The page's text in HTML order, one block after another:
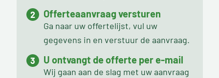
Offerteaanvraag versturen
Ga naar uw offertelijst, vul uw
gegevens in en verstuur de aanvraag.
U ontvangt de offerte per e-mail
Wij gaan aan de slag met uw aanvraag